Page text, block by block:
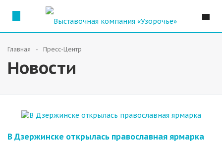
Главная Пресс-Центр
Новости
В Дзержинске открылась православная ярмарка